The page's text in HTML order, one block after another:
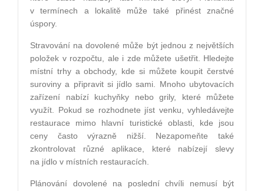
v termínech a lokalitě může také přinést značné
úspory.
Stravování na dovolené může být jednou z největších
položek v rozpočtu, ale i zde můžete ušetřit. Hledejte
místní trhy a obchody, kde si můžete koupit čerstvé
suroviny a připravit si jídlo sami. Mnoho ubytovacích
zařízení nabízí kuchyňky nebo grily, které můžete
využít. Pokud se rozhodnete jíst venku, vyhledávejte
restaurace mimo hlavní turistické oblasti, kde jsou
ceny často výrazně nižší. Nezapomeňte také
zkontrolovat různé aplikace, které nabízejí slevy
na jídlo v místních restauracích.
Plánování dovolené na poslední chvíli nemusí být